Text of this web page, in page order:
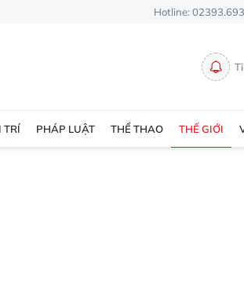
Hotline:
TRÍ PHÁP LUẬT THỂ THAO THẾ GIỚI